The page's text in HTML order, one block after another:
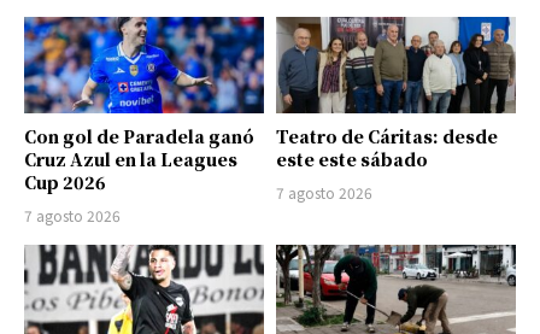
Con gol de Paradela ganó
Cruz Azul en la Leagues
Cup 2026
7 agosto 2026
Teatro de Cáritas: desde
este este sábado
7 agosto 2026